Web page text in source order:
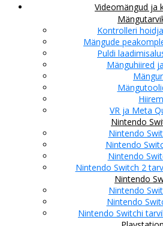
Videomängud ja
Kontrolleri
Mängude
Puldi
Mänguhiired
VR ja Meta
Nintendo
Nintendo
Nintendo
Nintendo
Nintendo Switch 2
Nintendo
Nintendo
Nintendo
Nintendo Switchi